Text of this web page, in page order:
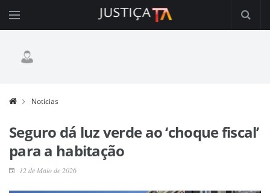
Notícias
Seguro dá luz verde ao ‘choque fiscal’
para a habitação
12 de Maio de 2026